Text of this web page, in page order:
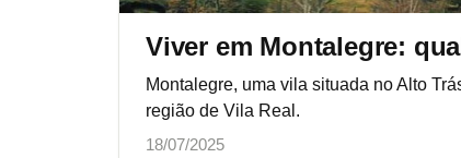
Viver em Montalegre:
Montalegre, uma vila situada no Alto
região de Vila Real.
18/07/2025